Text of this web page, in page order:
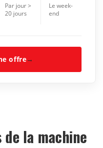
Par jour >
20 jours
Le week-
end
offre→
de la machine